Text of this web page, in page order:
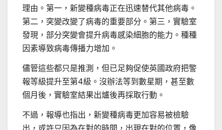
理由。第一，新變種病毒正在迅速替代其他病毒。
第二，突變改變了病毒的重要部分。第三，實驗室
發現，部分突變會提升病毒感染細胞的能力。種種
因素導致病毒傳播力增加。
儘管這些都只是推測，但已足夠促使英國政府把警
報等級提升至第4級。沒辦法等到數星期，甚至數
個月後，實驗室結果出爐後再採取行動。
不過，報導也指出，新變種病毒更加容易被檢驗
出，或許只因為在對的時間，出現在對的位置，像